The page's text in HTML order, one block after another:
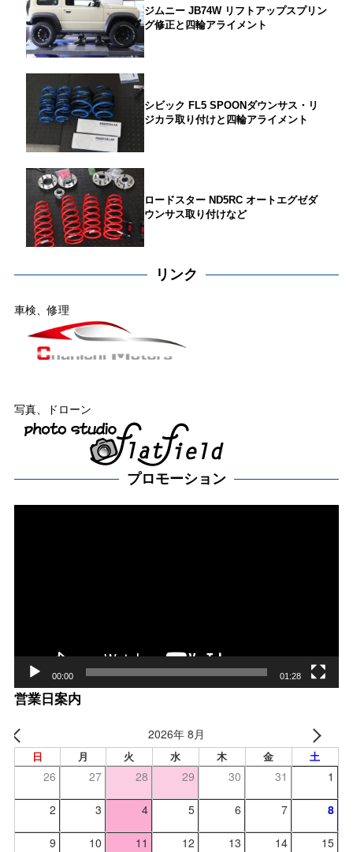
ジムニー JB74W リフトアップスプリン
グ修正と四輪アライメント
シビック FL5 SPOONダウンサス・リ
ジカラ取り付けと四輪アライメント
ロードスター ND5RC オートエグゼダ
ウンサス取り付けなど
リンク
車検、修理
写真、ドローン
プロモーション
00:00 01:28
営業日案内
2026年 8月
日 月 火 水 木 金 土
26 27 28 29 30 31 1
2 3 4 5 6 7 8
9 10 11 12 13 14 15